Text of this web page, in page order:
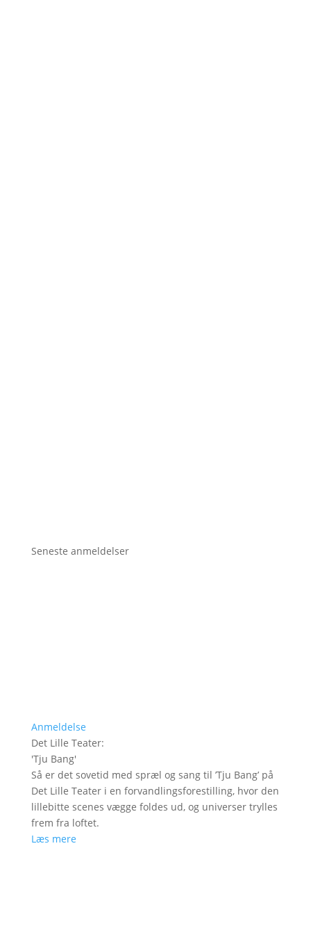
Seneste anmeldelser
Anmeldelse
Det Lille Teater:
'Tju Bang'
Så er det sovetid med spræl og sang til ’Tju Bang’ på
Det Lille Teater i en forvandlingsforestilling, hvor den
lillebitte scenes vægge foldes ud, og universer trylles
frem fra loftet.
Læs mere